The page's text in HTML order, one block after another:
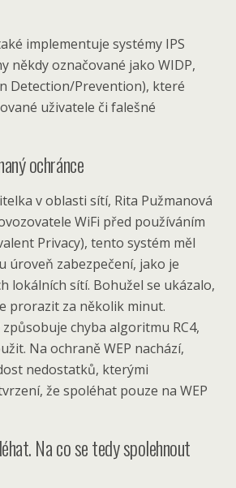
implementuje systémy IPS
někdy označované jako WIDP,
Detection/Prevention), které
uživatele či falešné
ochránce
v oblasti sítí, Rita Pužmanová
WiFi před používáním
Privacy), tento systém měl
úroveň zabezpečení, jako je
lokálních sítí. Bohužel se ukázalo,
prorazit za několik minut.
chyba algoritmu RC4,
Na ochraně WEP nachází,
nedostatků, kterými
že spoléhat pouze na WEP
Na co se tedy spolehnout